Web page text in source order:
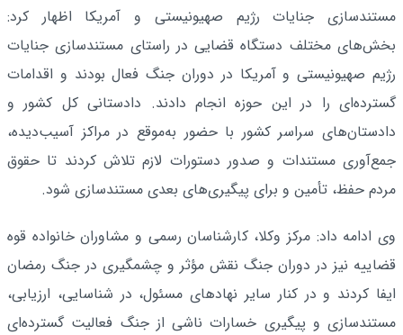
مستندسازی جنایات رژیم صهیونیستی و آمریکا اظهار کرد:
بخش‌های مختلف دستگاه قضایی در راستای مستندسازی جنایات
رژیم صهیونیستی و آمریکا در دوران جنگ فعال بودند و اقدامات
گسترده‌ای را در این حوزه انجام دادند. دادستانی کل کشور و
دادستان‌های سراسر کشور با حضور به‌موقع در مراکز آسیب‌دیده،
جمع‌آوری مستندات و صدور دستورات لازم تلاش کردند تا حقوق
مردم حفظ، تأمین و برای پیگیری‌های بعدی مستندسازی شود.
وی ادامه داد: مرکز وکلا، کارشناسان رسمی و مشاوران خانواده قوه
قضاییه نیز در دوران جنگ نقش مؤثر و چشمگیری در جنگ رمضان
ایفا کردند و در کنار سایر نهادهای مسئول، در شناسایی، ارزیابی،
مستندسازی و پیگیری خسارات ناشی از جنگ فعالیت گسترده‌ای